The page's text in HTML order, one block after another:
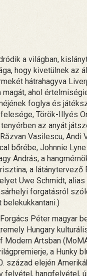
a világban,
hogy kivetülnek az
hátrahagyva
ahol
foglya és
Török-Illyés
az anyát
Vasilescu, Andi
bőrébe, Johnnie
András, a
a látánytervező
Uwe Schmidt,
forgatásról
belekukkantani.)
Péter magyar
Hungary
Modern Artsban
a Hunky
század elején
hangfelvétel,